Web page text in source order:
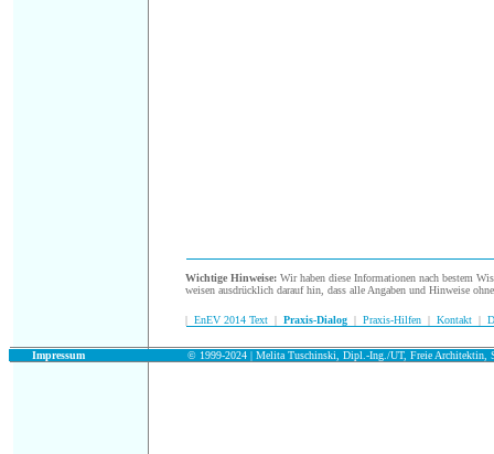
Wichtige Hinweise: Wir haben diese Informationen nach bestem
weisen ausdrücklich darauf hin, dass alle Angaben und Hinweise
| EnEV 2014 Text | Praxis-Dialog | Praxis-Hilfen | Kontakt |
Impressum © 1999-2024 | Melita Tuschinski, Dipl.-Ing./UT, Freie Architektin,